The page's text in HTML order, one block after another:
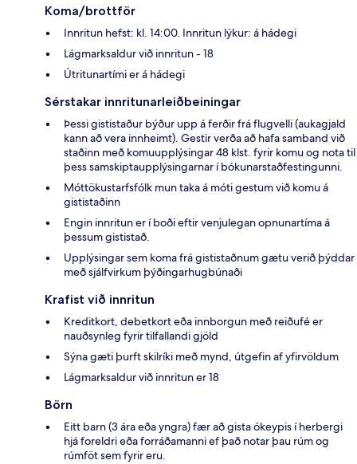
Koma/brottför
Innritun hefst: kl. 14:00. Innritun lýkur: á hádegi
Lágmarksaldur við innritun - 18
Útritunartími er á hádegi
Sérstakar innritunarleiðbeiningar
Þessi gististaður býður upp á ferðir frá flugvelli (aukagjald
kann að vera innheimt). Gestir verða að hafa samband við
staðinn með komuupplýsingar 48 klst. fyrir komu og nota til
þess samskiptaupplýsingarnar í bókunarstaðfestingunni.
Móttökustarfsfólk mun taka á móti gestum við komu á
gististaðinn
Engin innritun er í boði eftir venjulegan opnunartíma á
þessum gististað.
Upplýsingar sem koma frá gististaðnum gætu verið þýddar
með sjálfvirkum þýðingarhugbúnaði
Krafist við innritun
Kreditkort, debetkort eða innborgun með reiðufé er
nauðsynleg fyrir tilfallandi gjöld
Sýna gæti þurft skilríki með mynd, útgefin af yfirvöldum
Lágmarksaldur við innritun er 18
Börn
Eitt barn (3 ára eða yngra) fær að gista ókeypis í herbergi
hjá foreldri eða forráðamanni ef það notar þau rúm og
rúmföt sem fyrir eru.